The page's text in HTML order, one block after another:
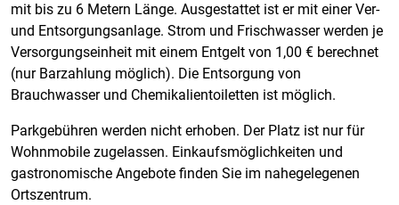
mit bis zu 6 Metern Länge. Ausgestattet ist er mit einer Ver-
und Entsorgungsanlage. Strom und Frischwasser werden je
Versorgungseinheit mit einem Entgelt von 1,00 € berechnet
(nur Barzahlung möglich). Die Entsorgung von
Brauchwasser und Chemikalientoiletten ist möglich.
Parkgebühren werden nicht erhoben. Der Platz ist nur für
Wohnmobile zugelassen. Einkaufsmöglichkeiten und
gastronomische Angebote finden Sie im nahegelegenen
Ortszentrum.